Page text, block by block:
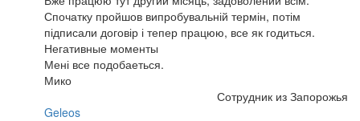
Спочатку пройшов випробувальній термін, потім
підписали договір і тепер працюю, все як годиться.
Негативные моменты
Мені все подобаеться.
Мико
Сотрудник из Запорожья
Geleos